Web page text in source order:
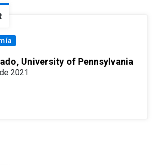
University of Pennsylvania
2021